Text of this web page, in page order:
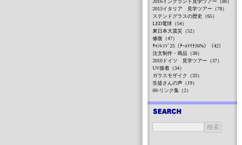
2016イングランド見学ツアー（80）
2013イタリア 見学ツアー（78）
ステンドグラスの歴史（65）
LED電球（54）
東日本大震災（52）
修復（47）
ﾁｬﾝﾚﾝｼﾞ25（ﾁｰﾑﾏｲﾅｽ6%）（42）
注文制作・商品（38）
2010ドイツ 見学ツアー（37）
UV接着（34）
ガラスモザイク（33）
生徒さんの声（19）
00-リンク集（2）